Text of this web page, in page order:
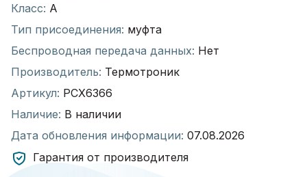
Класс: А
Тип присоединения: муфта
Беспроводная передача данных: Нет
Производитель: Термотроник
Артикул: РСХ6366
Наличие: В наличии
Дата обновления информации: 07.08.2026
Гарантия от производителя